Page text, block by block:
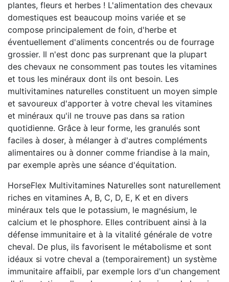
plantes, fleurs et herbes ! L'alimentation des chevaux
domestiques est beaucoup moins variée et se
compose principalement de foin, d'herbe et
éventuellement d'aliments concentrés ou de fourrage
grossier. Il n'est donc pas surprenant que la plupart
des chevaux ne consomment pas toutes les vitamines
et tous les minéraux dont ils ont besoin. Les
multivitamines naturelles constituent un moyen simple
et savoureux d'apporter à votre cheval les vitamines
et minéraux qu'il ne trouve pas dans sa ration
quotidienne. Grâce à leur forme, les granulés sont
faciles à doser, à mélanger à d'autres compléments
alimentaires ou à donner comme friandise à la main,
par exemple après une séance d'équitation.
HorseFlex Multivitamines Naturelles sont naturellement
riches en vitamines A, B, C, D, E, K et en divers
minéraux tels que le potassium, le magnésium, le
calcium et le phosphore. Elles contribuent ainsi à la
défense immunitaire et à la vitalité générale de votre
cheval. De plus, ils favorisent le métabolisme et sont
idéaux si votre cheval a (temporairement) un système
immunitaire affaibli, par exemple lors d'un changement